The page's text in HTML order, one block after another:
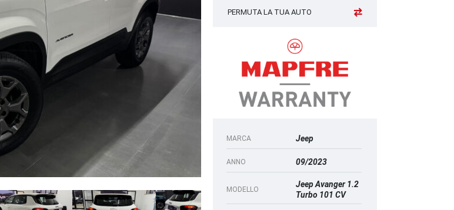
PERMUTA LA TUA AUTO
MARCA Jeep
ANNO 09/2023
MODELLO
Jeep Avanger 1.2
Turbo 101 CV